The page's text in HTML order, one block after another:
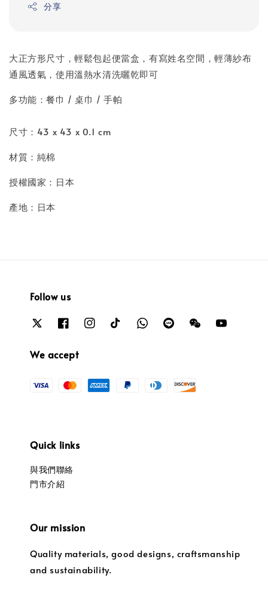
分享
大正方形尺寸，輕鬆包起便當盒，有寫姓名空間，輕薄紗布
通風透氣，使用溫熱水清洗曬乾即可
多功能：餐巾 / 桌巾 / 手帕
尺寸：43 x 43 x 0.1 cm
材質：純棉
授權國家：日本
產地：日本
Follow us
We accept
Quick links
與我們聯絡
門市介紹
Our mission
Quality materials, good designs, craftsmanship
and sustainability.